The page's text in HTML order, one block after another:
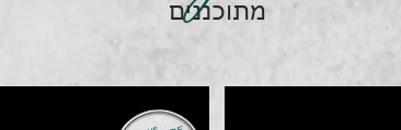
מתוכננים